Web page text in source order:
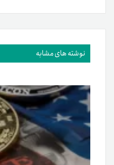
نوشته های مشابه